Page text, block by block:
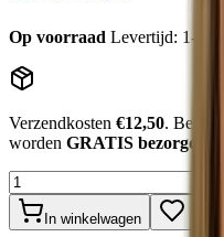
Op voorraad Levertijd: 1-2
Verzendkosten €12,50.
worden GRATIS bezorgd
In winkelwagen